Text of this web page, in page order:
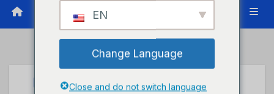
STADTKREUZNACH
EN
Change Language
Close and do not switch language